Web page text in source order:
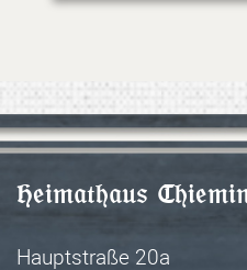
Heimathaus
Hauptstraße 20a